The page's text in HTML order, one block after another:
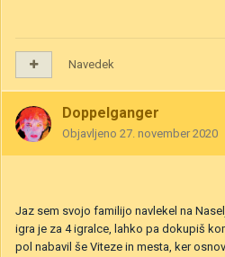
Navedek
Doppelganger
Objavljeno 27. november 2020
Jaz sem svojo familijo navlekel na
igra je za 4 igralce, lahko pa dokupiš
pol nabavil še Viteze in mesta, ker